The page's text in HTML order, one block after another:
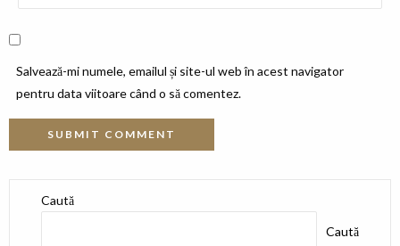
Salvează-mi numele, emailul și site-ul web în acest navigator
pentru data viitoare când o să comentez.
Caută
Caută